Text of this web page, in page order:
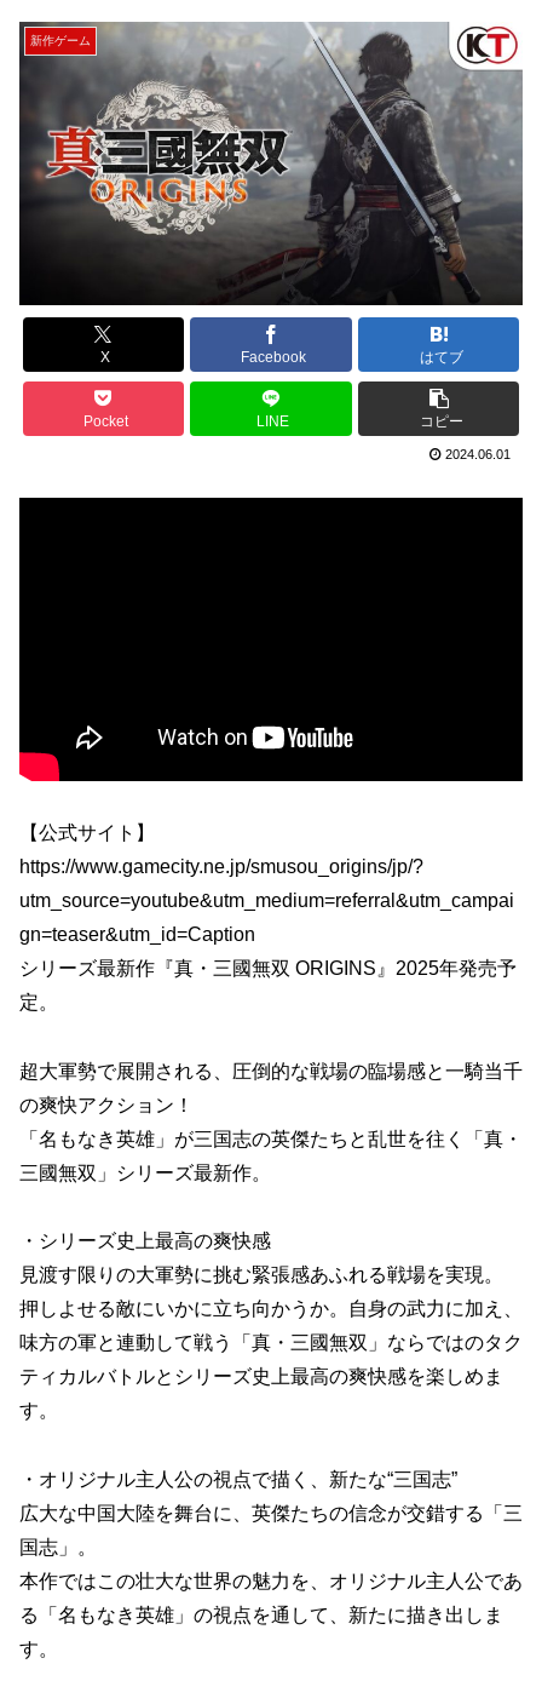
新作ゲーム
X Facebook はてブ
Pocket LINE コピー
2024.06.01
【公式サイト】
https://www.gamecity.ne.jp/smusou_origins/jp/?
utm_source=youtube&utm_medium=referral&utm_campai
gn=teaser&utm_id=Caption
シリーズ最新作『真・三國無双 ORIGINS』2025年発売予
定。
超大軍勢で展開される、圧倒的な戦場の臨場感と一騎当千
の爽快アクション！
「名もなき英雄」が三国志の英傑たちと乱世を往く「真・
三國無双」シリーズ最新作。
・シリーズ史上最高の爽快感
見渡す限りの大軍勢に挑む緊張感あふれる戦場を実現。
押しよせる敵にいかに立ち向かうか。自身の武力に加え、
味方の軍と連動して戦う「真・三國無双」ならではのタク
ティカルバトルとシリーズ史上最高の爽快感を楽しめま
す。
・オリジナル主人公の視点で描く、新たな“三国志”
広大な中国大陸を舞台に、英傑たちの信念が交錯する「三
国志」。
本作ではこの壮大な世界の魅力を、オリジナル主人公であ
る「名もなき英雄」の視点を通して、新たに描き出しま
す。